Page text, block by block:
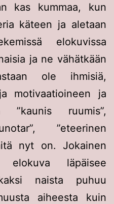
kas kummaa, kun
käteen ja aletaan
elokuvissa
ja ne vähätkään
ole ihmisiä,
motivaatioineen ja
”kaunis ruumis”,
”eteerinen
nyt on. Jokainen
elokuva läpäisee
naista puhuu
aiheesta kuin